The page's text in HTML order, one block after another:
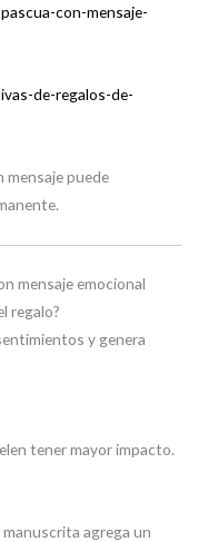
con-mensaje-
de-regalos-de-
puede
mensaje emocional
regalo?
y genera
tener mayor impacto.
agrega un